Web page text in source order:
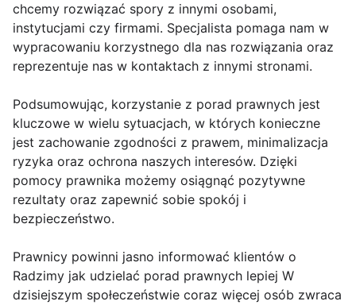
chcemy rozwiązać spory z innymi osobami,
instytucjami czy firmami. Specjalista pomaga nam w
wypracowaniu korzystnego dla nas rozwiązania oraz
reprezentuje nas w kontaktach z innymi stronami.
Podsumowując, korzystanie z porad prawnych jest
kluczowe w wielu sytuacjach, w których konieczne
jest zachowanie zgodności z prawem, minimalizacja
ryzyka oraz ochrona naszych interesów. Dzięki
pomocy prawnika możemy osiągnąć pozytywne
rezultaty oraz zapewnić sobie spokój i
bezpieczeństwo.
Prawnicy powinni jasno informować klientów o
Radzimy jak udzielać porad prawnych lepiej W
dzisiejszym społeczeństwie coraz więcej osób zwraca